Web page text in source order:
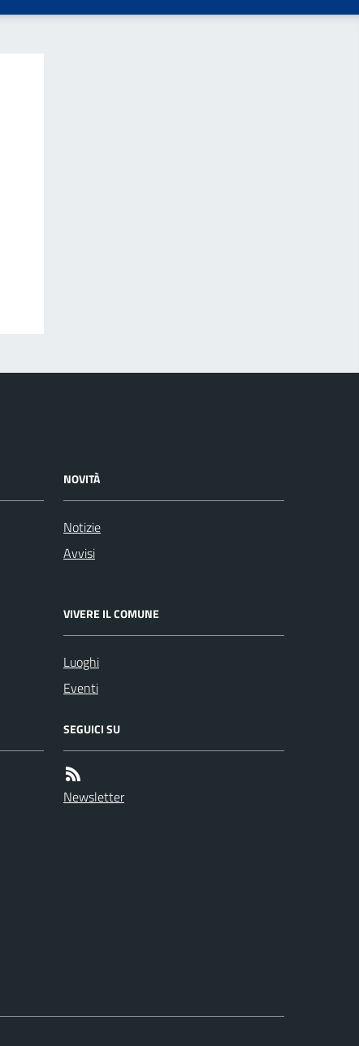
NOVITÀ
Notizie
Avvisi
VIVERE IL COMUNE
Luoghi
Eventi
SEGUICI SU
Newsletter